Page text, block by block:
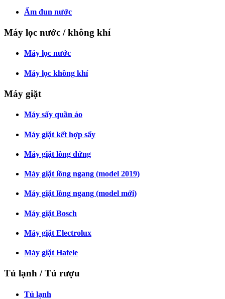
Ấm đun nước
Máy lọc nước / không khí
Máy lọc nước
Máy lọc không khí
Máy giặt
Máy sấy quần áo
Máy giặt kết hợp sấy
Máy giặt lồng đứng
Máy giặt lồng ngang (model 2019)
Máy giặt lồng ngang (model mới)
Máy giặt Bosch
Máy giặt Electrolux
Máy giặt Hafele
Tủ lạnh / Tủ rượu
Tủ lạnh